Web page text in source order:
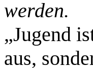
werden.
„Jugend
aus,